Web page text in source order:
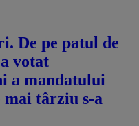
De pe patul de
votat
a mandatului
mai târziu s-a